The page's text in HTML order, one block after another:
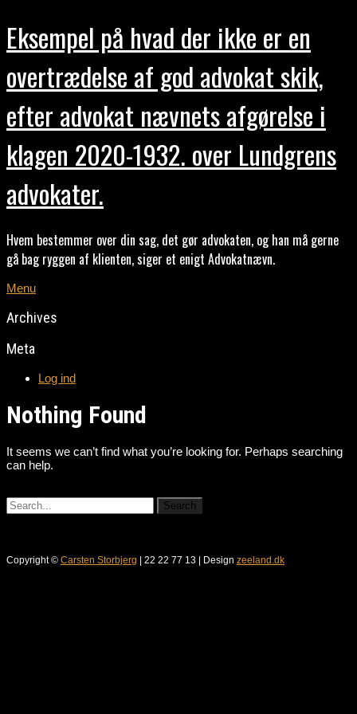
Eksempel på hvad der ikke er en
overtrædelse af god advokat skik,
efter advokat nævnets afgørelse i
klagen 2020-1932. over Lundgrens
advokater.
Hvem bestemmer over din sag, det gør advokaten, og han må gerne
gå bag ryggen af klienten, siger et enigt Advokatnævn.
Menu
Archives
Meta
Log ind
Nothing Found
It seems we can’t find what you’re looking for. Perhaps searching
can help.
Copyright © Carsten Storbjerg | 22 22 77 13 | Design zeeland.dk